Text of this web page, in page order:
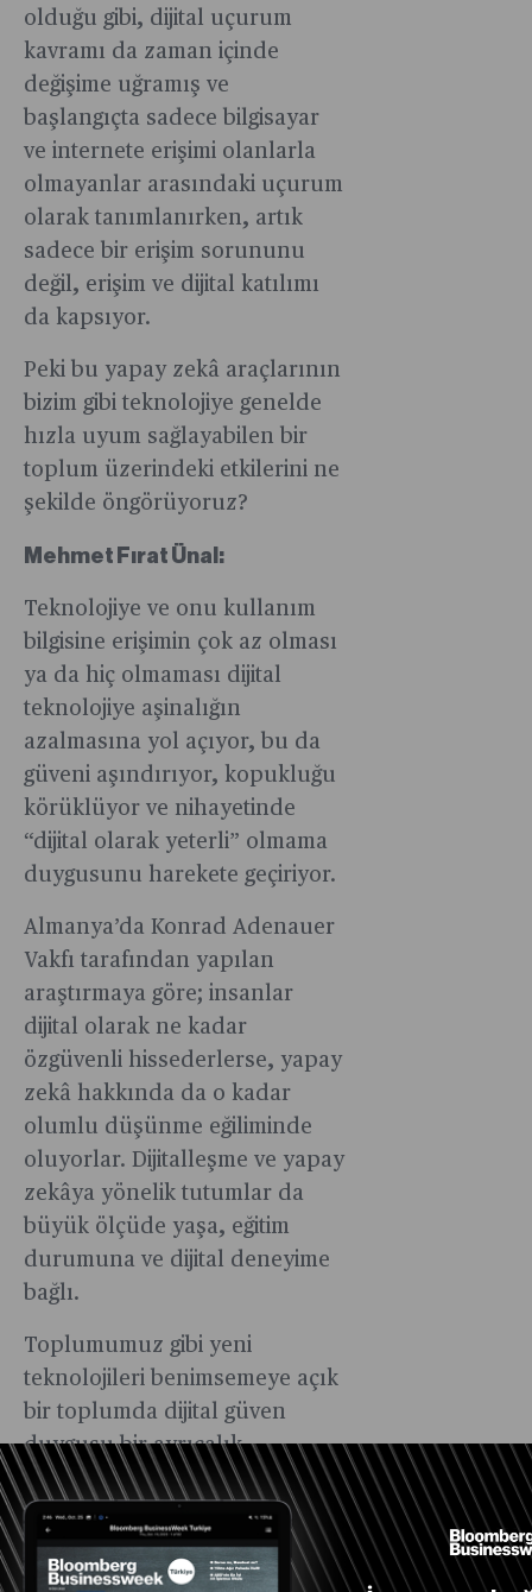
olduğu gibi, dijital uçurum
kavramı da zaman içinde
değişime uğramış ve
başlangıçta sadece bilgisayar
ve internete erişimi olanlarla
olmayanlar arasındaki uçurum
olarak tanımlanırken, artık
sadece bir erişim sorununu
değil, erişim ve dijital katılımı
da kapsıyor.
Peki bu yapay zekâ araçlarının
bizim gibi teknolojiye genelde
hızla uyum sağlayabilen bir
toplum üzerindeki etkilerini ne
şekilde öngörüyoruz?
Mehmet Fırat Ünal:
Teknolojiye ve onu kullanım
bilgisine erişimin çok az olması
ya da hiç olmaması dijital
teknolojiye aşinalığın
azalmasına yol açıyor, bu da
güveni aşındırıyor, kopukluğu
körüklüyor ve nihayetinde
“dijital olarak yeterli” olmama
duygusunu harekete geçiriyor.
Almanya’da Konrad Adenauer
Vakfı tarafından yapılan
araştırmaya göre; insanlar
dijital olarak ne kadar
özgüvenli hissederlerse, yapay
zekâ hakkında da o kadar
olumlu düşünme eğiliminde
oluyorlar. Dijitalleşme ve yapay
zekâya yönelik tutumlar da
büyük ölçüde yaşa, eğitim
durumuna ve dijital deneyime
bağlı.
Toplumumuz gibi yeni
teknolojileri benimsemeye açık
bir toplumda dijital güven
duygusu bir ayrıcalık
olmamalı, farklı dijital
yetkinliklere erişim yaşam boyu
öğrenme sürecinin bir parçası
olmalı.